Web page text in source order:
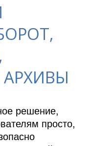
решение,
просто,